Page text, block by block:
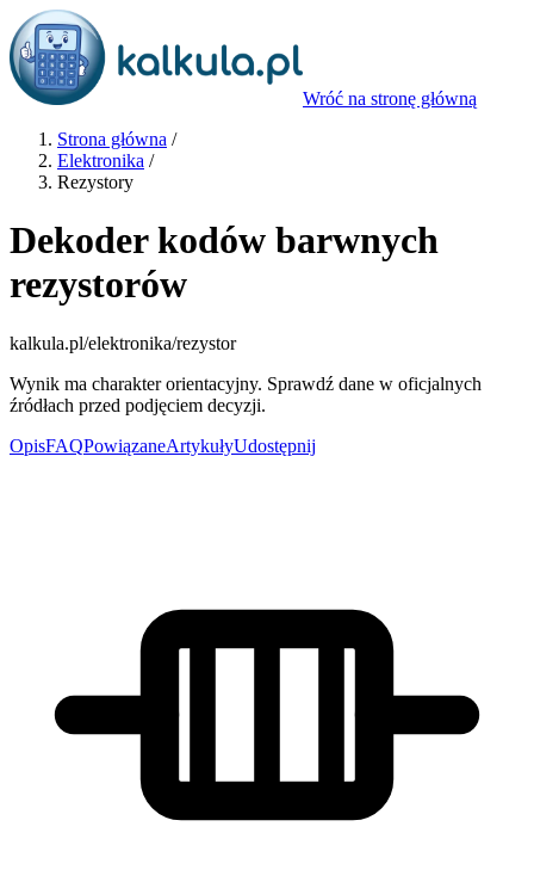
Wróć na stronę główną
Strona główna /
Elektronika /
Rezystory
Dekoder kodów barwnych
rezystorów
kalkula.pl/elektronika/rezystor
Wynik ma charakter orientacyjny. Sprawdź dane w oficjalnych
źródłach przed podjęciem decyzji.
OpisFAQPowiązaneArtykułyUdostępnij